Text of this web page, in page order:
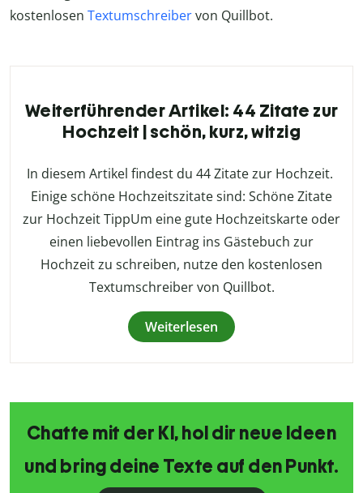
kostenlosen Textumschreibervon Quillbot.
Weiterführender Artikel: 44 Zitate zur
Hochzeit | schön, kurz, witzig
In diesem Artikel findest du 44 Zitate zur Hochzeit.
Einige schöne Hochzeitszitate sind: Schöne Zitate
zur Hochzeit TippUm eine gute Hochzeitskarte oder
einen liebevollen Eintrag ins Gästebuch zur
Hochzeit zu schreiben, nutze den kostenlosen
Textumschreiber von Quillbot.
Weiterlesen
Chatte mit der KI, hol dir neue Ideen
und bring deine Texte auf den Punkt.